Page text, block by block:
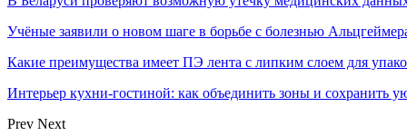
Учёные заявили о новом шаге в борьбе с болезнью
Какие преимущества имеет ПЭ лента с липким слоем для
Интерьер кухни-гостиной: как объединить зоны и сохранить
Prev Next